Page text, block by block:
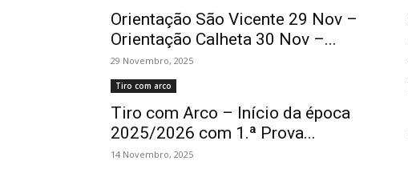
Orientação São Vicente 29 Nov –
Orientação Calheta 30 Nov –...
29 Novembro, 2025
Tiro com arco
Tiro com Arco – Início da época
2025/2026 com 1.ª Prova...
14 Novembro, 2025